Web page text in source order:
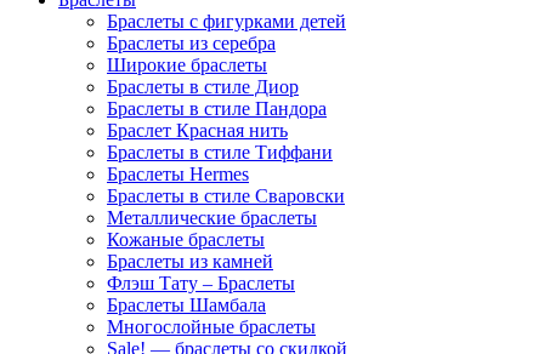
Браслеты с фигурками детей
Браслеты из серебра
Широкие браслеты
Браслеты в стиле Диор
Браслеты в стиле Пандора
Браслет Красная нить
Браслеты в стиле Тиффани
Браслеты Hermes
Браслеты в стиле Сваровски
Металлические браслеты
Кожаные браслеты
Браслеты из камней
Флэш Тату – Браслеты
Браслеты Шамбала
Многослойные браслеты
Sale! — браслеты со скидкой